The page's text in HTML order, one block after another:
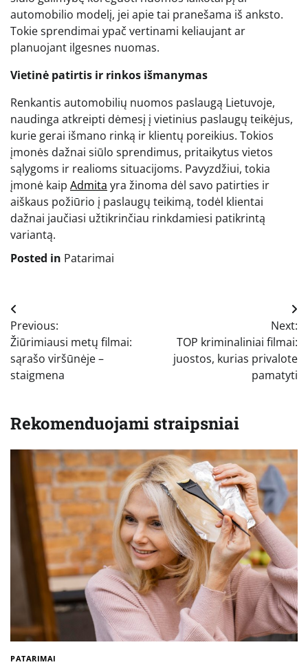
automobilio modelį, jei apie tai pranešama iš anksto.
Tokie sprendimai ypač vertinami keliaujant ar
planuojant ilgesnes nuomas.
Vietinė patirtis ir rinkos išmanymas
Renkantis automobilių nuomos paslaugą Lietuvoje,
naudinga atkreipti dėmesį į vietinius paslaugų teikėjus,
kurie gerai išmano rinką ir klientų poreikius. Tokios
įmonės dažnai siūlo sprendimus, pritaikytus vietos
sąlygoms ir realioms situacijoms. Pavyzdžiui, tokia
įmonė kaip Admita yra žinoma dėl savo patirties ir
aiškaus požiūrio į paslaugų teikimą, todėl klientai
dažnai jaučiasi užtikrinčiau rinkdamiesi patikrintą
variantą.
Posted in Patarimai
Navigacija
tarp
įrašų
Previous:
Žiūrimiausi metų filmai:
sąrašo viršūnėje –
staigmena
Next:
TOP kriminaliniai filmai:
juostos, kurias privalote
pamatyti
Rekomenduojami straipsniai
PATARIMAI